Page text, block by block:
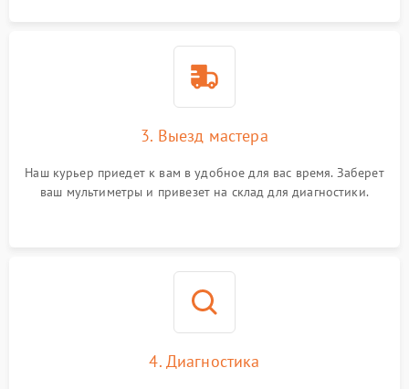
3. Выезд мастера
Наш курьер приедет к вам в удобное для вас время. Заберет
ваш мультиметры и привезет на склад для диагностики.
4. Диагностика